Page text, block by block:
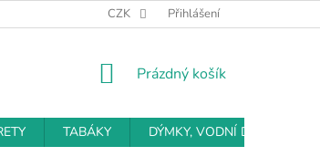
PODMÍNKY OCHRANY OSOBNÍCH ÚDAJŮ
CZK Přihlášení
NÁKUPNÍ
Prázdný košík
TABÁKY
DÝMKY, VODNÍ DÝMKY